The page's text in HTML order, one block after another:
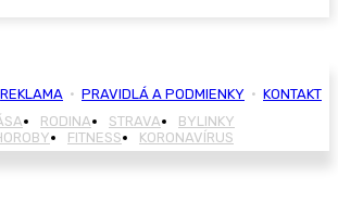
REKLAMA • PRAVIDLÁ A PODMIENKY • KONTAKT
RODINA STRAVA
BYLINKY
FITNESS KORONAVÍRUS